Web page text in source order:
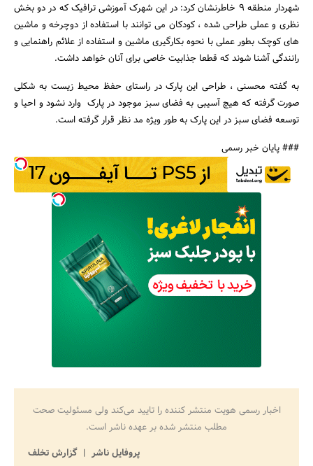
شهردار منطقه 9 خاطرنشان کرد: در این شهرک آموزشی ترافیک که در دو بخش
نظری و عملی طراحی شده ، کودکان می توانند با استفاده از دوچرخه و ماشین
های کوچک بطور عملی با نحوه بکارگیری ماشین و استفاده از علائم راهنمایی و
رانندگی آشنا شوند که قطعا جذابیت خاصی برای آنان خواهد داشت.
به گفته محسنی ، طراحی این پارک در راستاى حفظ محیط زیست به شکلی
صورت گرفته که هیچ آسیبی به فضای سبز موجود در پارک وارد نشود و احیا و
توسعه فضاى سبز در این پارک به طور ویژه مد نظر قرار گرفته است.
### پایان خبر رسمی
اخبار رسمی هویت منتشر کننده را تایید می‌کند ولی مسئولیت صحت
مطلب منتشر شده بر عهده ناشر است.
پروفایل ناشر
گزارش تخلف